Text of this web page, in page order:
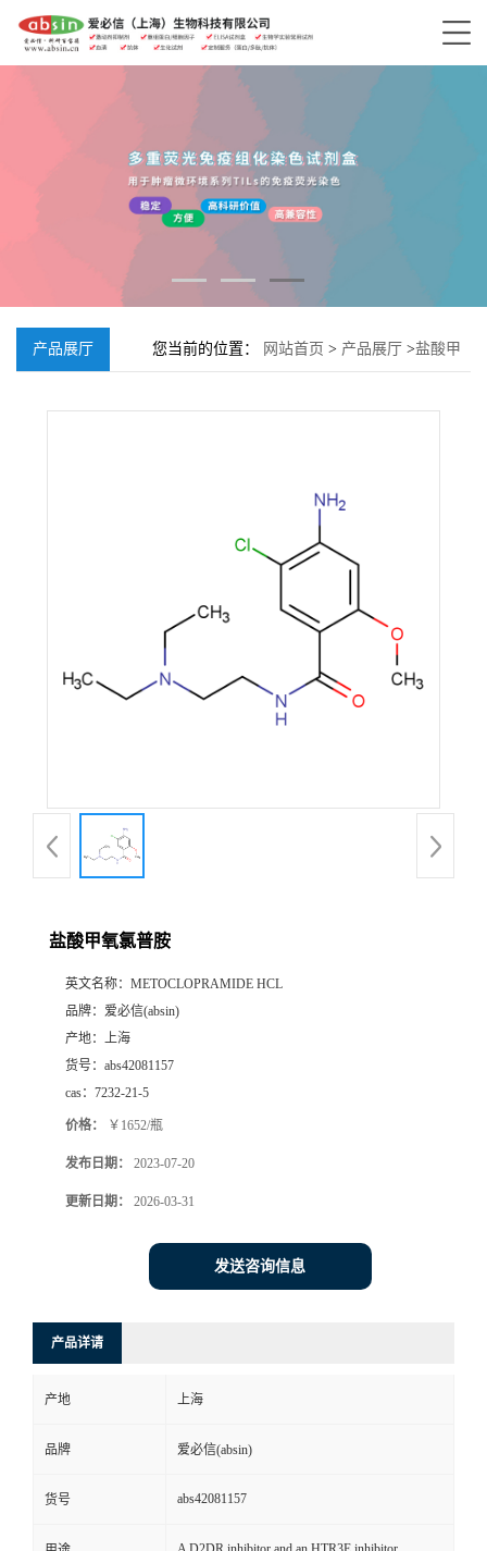
产品展厅 您当前的位置： 网站首页 > 产品展厅 >盐酸甲
盐酸甲氧氯普胺
英文名称： METOCLOPRAMIDE HCL
品牌： 爱必信(absin)
产地： 上海
货号： abs42081157
cas： 7232-21-5
价格： ￥1652/瓶
发布日期： 2023-07-20
更新日期： 2026-03-31
发送咨询信息
产品详请
产地 上海
品牌 爱必信(absin)
货号 abs42081157